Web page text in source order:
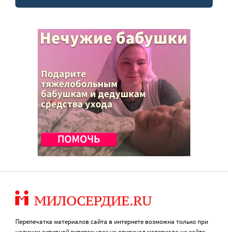
Перепечатка материалов сайта в интернете возможна только при